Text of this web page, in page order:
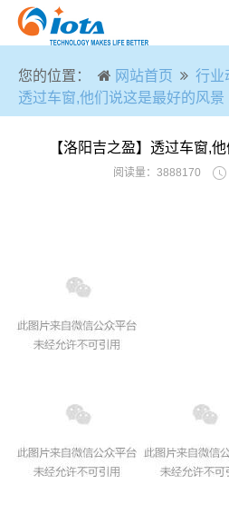
您的位置： 网站首页 行业
透过车窗,他们说这是最好的风景
【洛阳吉之盈】透过车窗,
阅读量：3888170